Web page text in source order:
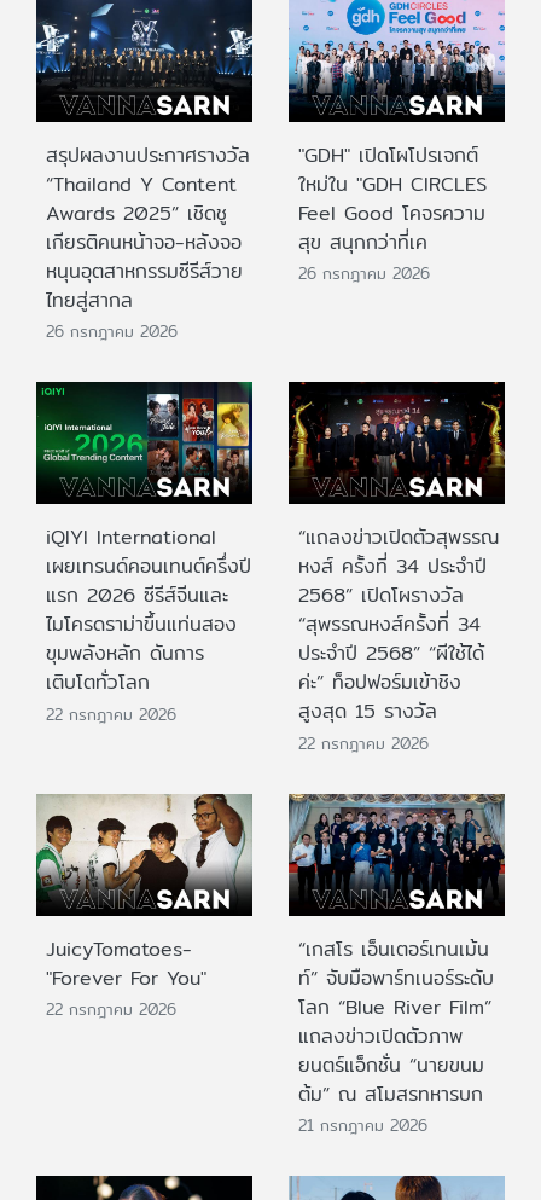
สรุปผลงานประกาศรางวัล
“Thailand Y Content
Awards 2025” เชิดชู
เกียรติคนหน้าจอ-หลังจอ
หนุนอุตสาหกรรมซีรีส์วาย
ไทยสู่สากล
26 กรกฎาคม 2026
"GDH" เปิดโผโปรเจกต์
ใหม่ใน "GDH CIRCLES
Feel Good โคจรความ
สุข สนุกกว่าที่เค
26 กรกฎาคม 2026
iQIYI International
เผยเทรนด์คอนเทนต์ครึ่งปี
แรก 2026 ซีรีส์จีนและ
ไมโครดราม่าขึ้นแท่นสอง
ขุมพลังหลัก ดันการ
เติบโตทั่วโลก
22 กรกฎาคม 2026
“แถลงข่าวเปิดตัวสุพรรณ
หงส์ ครั้งที่ 34 ประจำปี
2568” เปิดโผรางวัล
“สุพรรณหงส์ครั้งที่ 34
ประจำปี 2568” “ผีใช้ได้
ค่ะ” ท็อปฟอร์มเข้าชิง
สูงสุด 15 รางวัล
22 กรกฎาคม 2026
JuicyTomatoes-
"Forever For You"
22 กรกฎาคม 2026
“เกสโร เอ็นเตอร์เทนเม้น
ท์” จับมือพาร์ทเนอร์ระดับ
โลก “Blue River Film”
แถลงข่าวเปิดตัวภาพ
ยนตร์แอ็กชั่น “นายขนม
ต้ม” ณ สโมสรทหารบก
21 กรกฎาคม 2026